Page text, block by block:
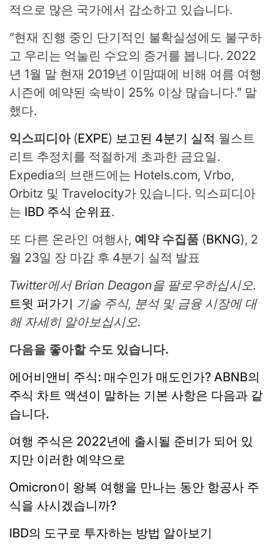
적으로 많은 국가에서 감소하고 있습니다.
“현재 진행 중인 단기적인 불확실성에도 불구하
고 우리는 억눌린 수요의 증거를 봅니다. 2022
년 1월 말 현재 2019년 이맘때에 비해 여름 여행
시즌에 예약된 숙박이 25% 이상 많습니다.” 말
했다.
익스피디아(EXPE) 보고된 4분기 실적 월스트
리트 추정치를 적절하게 초과한 금요일.
Expedia의 브랜드에는 Hotels.com, Vrbo,
Orbitz 및 Travelocity가 있습니다. 익스피디아
는 IBD 주식 순위표.
또 다른 온라인 여행사, 예약 수집품 (BKNG), 2
월 23일 장 마감 후 4분기 실적 발표
Twitter에서 Brian Deagon을 팔로우하십시오.
트윗 퍼가기 기술 주식, 분석 및 금융 시장에 대
해 자세히 알아보십시오.
다음을 좋아할 수도 있습니다.
에어비앤비 주식: 매수인가 매도인가? ABNB의
주식 차트 액션이 말하는 기본 사항은 다음과 같
습니다.
여행 주식은 2022년에 출시될 준비가 되어 있
지만 이러한 예약으로
Omicron이 왕복 여행을 만나는 동안 항공사 주
식을 사시겠습니까?
IBD의 도구로 투자하는 방법 알아보기